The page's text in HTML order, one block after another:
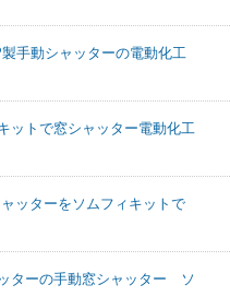
動シャッターの電動化工
トで窓シャッター電動化工
ターをソムフィキットで
ーの手動窓シャッター ソ